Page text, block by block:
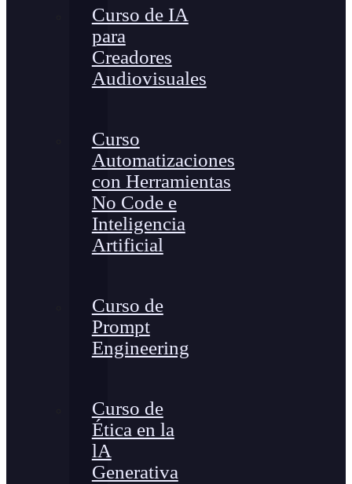
Curso de IA
para
Creadores
Audiovisuales
Curso
Automatizaciones
con Herramientas
No Code e
Inteligencia
Artificial
Curso de
Prompt
Engineering
Curso de
Ética en la
lA
Generativa